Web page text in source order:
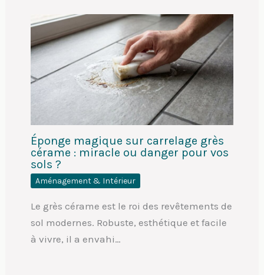
Éponge magique sur carrelage grès
cérame : miracle ou danger pour vos
sols ?
Aménagement & Intérieur
Le grès cérame est le roi des revêtements de
sol modernes. Robuste, esthétique et facile
à vivre, il a envahi…